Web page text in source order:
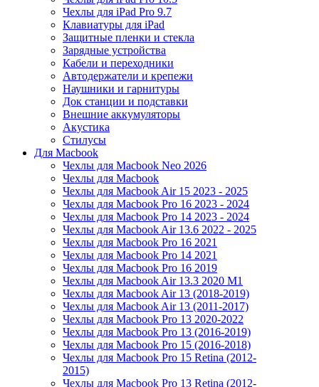
Чехлы для iPad Pro 9.7
Клавиатуры для iPad
Защитные пленки и стекла
Зарядные устройства
Кабели и переходники
Автодержатели и крепежи
Наушники и гарнитуры
Док станции и подставки
Внешние аккумуляторы
Акустика
Стилусы
Для Macbook
Чехлы для Macbook Neo 2026
Чехлы для Macbook
Чехлы для Macbook Air 15 2023 - 2025
Чехлы для Macbook Pro 16 2023 - 2024
Чехлы для Macbook Pro 14 2023 - 2024
Чехлы для Macbook Air 13.6 2022 - 2025
Чехлы для Macbook Pro 16 2021
Чехлы для Macbook Pro 14 2021
Чехлы для Macbook Pro 16 2019
Чехлы для Macbook Air 13.3 2020 M1
Чехлы для Macbook Air 13 (2018-2019)
Чехлы для Macbook Air 13 (2011-2017)
Чехлы для Macbook Pro 13 2020-2022
Чехлы для Macbook Pro 13 (2016-2019)
Чехлы для Macbook Pro 15 (2016-2018)
Чехлы для Macbook Pro 15 Retina (2012-
2015)
Чехлы для Macbook Pro 13 Retina (2012-